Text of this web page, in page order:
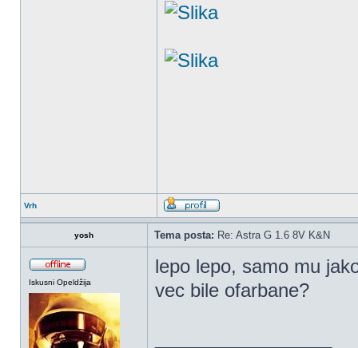
Vrh
yosh Tema posta: Re: Astra G 1.6 8V K&N
Iskusni Opeldžija
lepo lepo, samo mu
vec bile ofarbane?